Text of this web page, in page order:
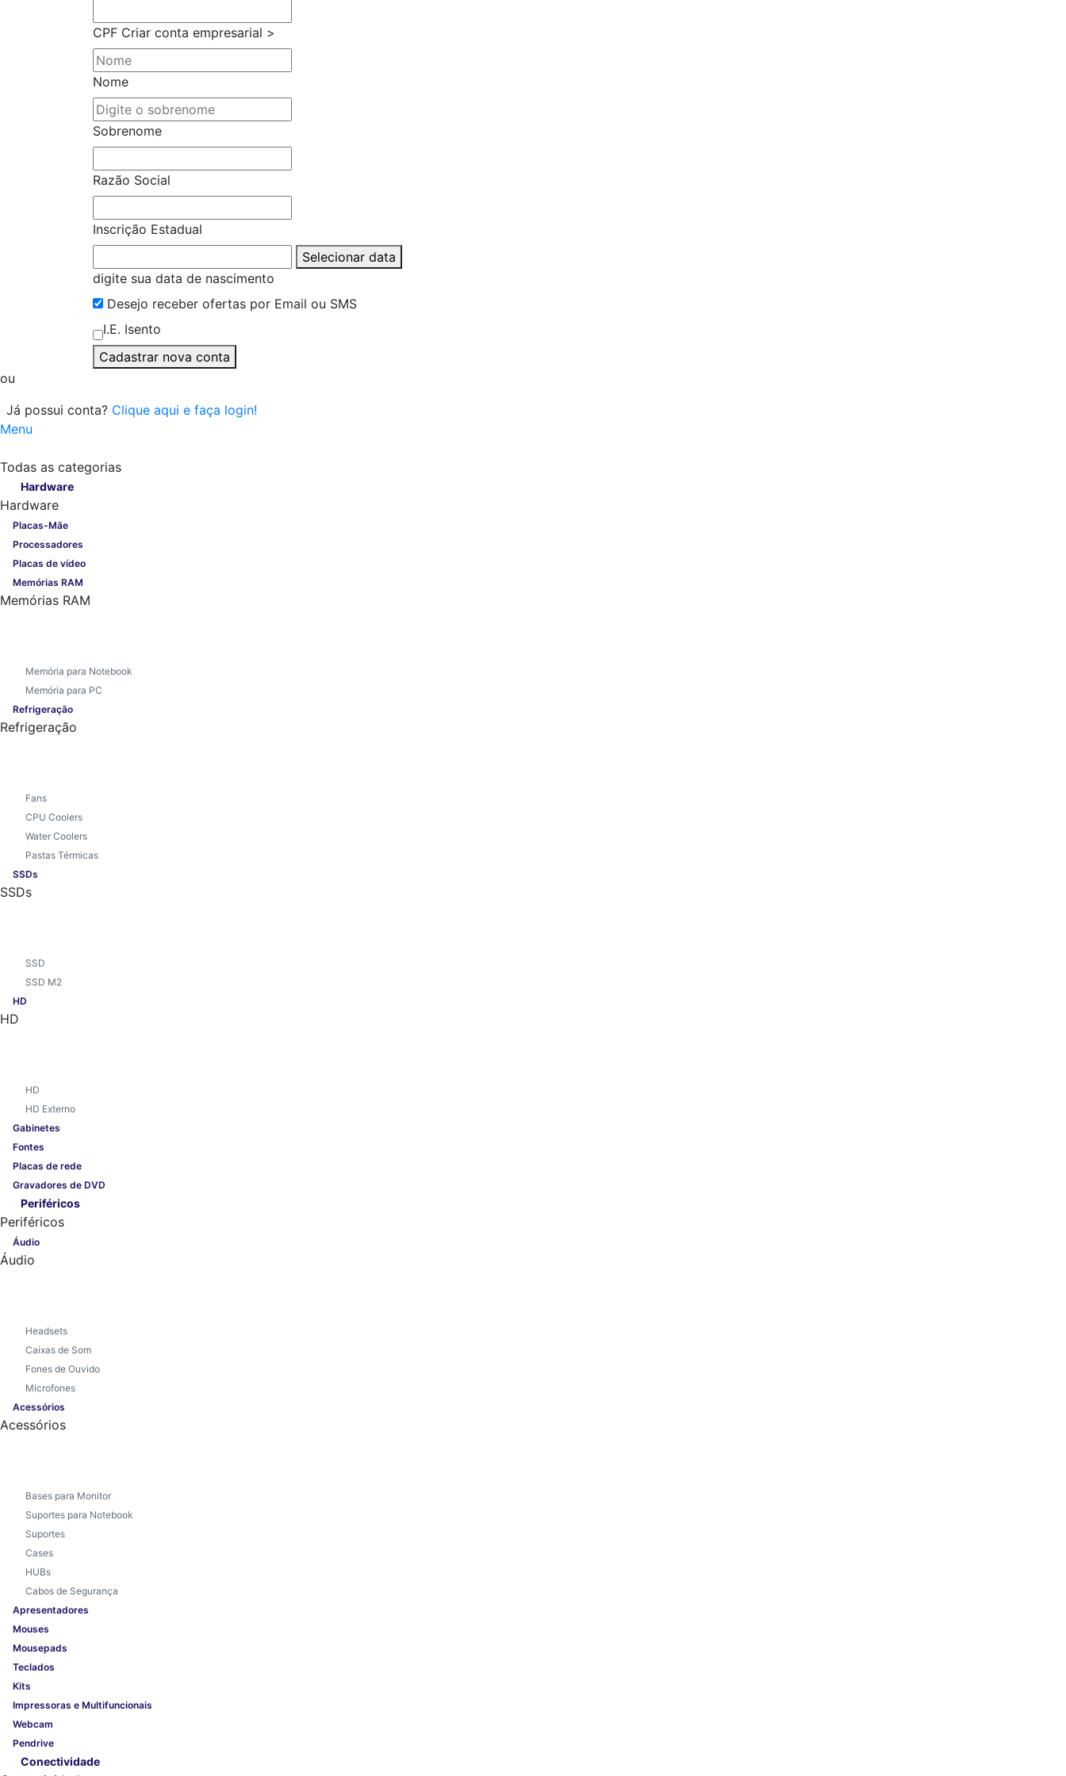
CPF Criar conta empresarial >
Nome
Sobrenome
Razão Social
Inscrição Estadual
Selecionar data
digite sua data de nascimento
Desejo receber ofertas por Email ou SMS
I.E. Isento
Cadastrar nova conta
ou
Já possui conta? Clique aqui e faça login!
Menu
Todas as categorias
Hardware
Hardware
Placas-Mãe
Processadores
Placas de vídeo
Memórias RAM
Memórias RAM
Memória para Notebook
Memória para PC
Refrigeração
Refrigeração
Fans
CPU Coolers
Water Coolers
Pastas Térmicas
SSDs
SSDs
SSD
SSD M2
HD
HD
HD
HD Externo
Gabinetes
Fontes
Placas de rede
Gravadores de DVD
Periféricos
Periféricos
Áudio
Áudio
Headsets
Caixas de Som
Fones de Ouvido
Microfones
Acessórios
Acessórios
Bases para Monitor
Suportes para Notebook
Suportes
Cases
HUBs
Cabos de Segurança
Apresentadores
Mouses
Mousepads
Teclados
Kits
Impressoras e Multifuncionais
Webcam
Pendrive
Conectividade